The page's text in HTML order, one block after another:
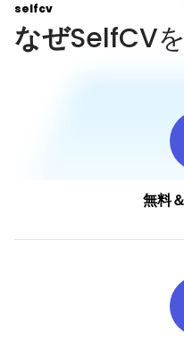
selfcv
なぜSelfCV
無料